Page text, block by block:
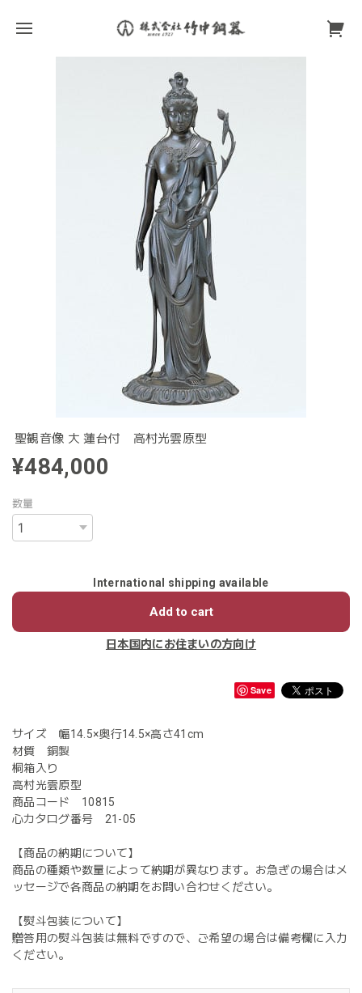
聖観音像 大 蓮台付 高村光雲原型
¥484,000
数量
International shipping available
Add to cart
日本国内にお住まいの方向け
Save
サイズ 幅14.5×奥行14.5×高さ41cm
材質 銅製
桐箱入り
高村光雲原型
商品コード 10815
心カタログ番号 21-05
【商品の納期について】
商品の種類や数量によって納期が異なります。お急ぎの場合はメ
ッセージで各商品の納期をお問い合わせください。
【熨斗包装について】
贈答用の熨斗包装は無料ですので、ご希望の場合は備考欄に入力
ください。